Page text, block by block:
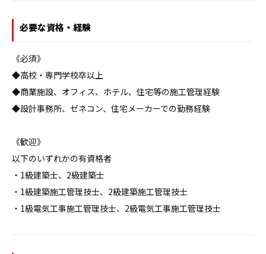
必要な資格・経験
《必須》
◆高校・専門学校卒以上
◆商業施設、オフィス、ホテル、住宅等の施工管理経験
◆設計事務所、ゼネコン、住宅メーカーでの勤務経験
《歓迎》
以下のいずれかの有資格者
・1級建築士、2級建築士
・1級建築施工管理技士、2級建築施工管理技士
・1級電気工事施工管理技士、2級電気工事施工管理技士